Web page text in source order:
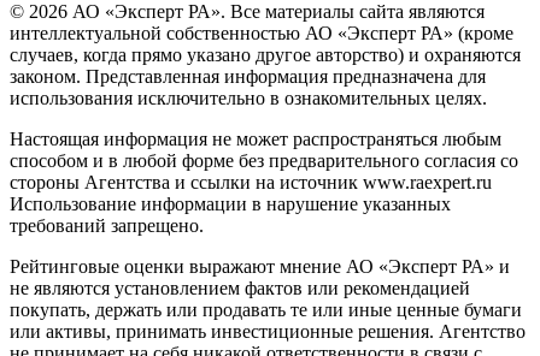
© 2026 АО «Эксперт РА». Все материалы сайта являются
интеллектуальной собственностью АО «Эксперт РА» (кроме
случаев, когда прямо указано другое авторство) и охраняются
законом. Представленная информация предназначена для
использования исключительно в ознакомительных целях.
Настоящая информация не может распространяться любым
способом и в любой форме без предварительного согласия со
стороны Агентства и ссылки на источник www.raexpert.ru
Использование информации в нарушение указанных
требований запрещено.
Рейтинговые оценки выражают мнение АО «Эксперт РА» и
не являются установлением фактов или рекомендацией
покупать, держать или продавать те или иные ценные бумаги
или активы, принимать инвестиционные решения. Агентство